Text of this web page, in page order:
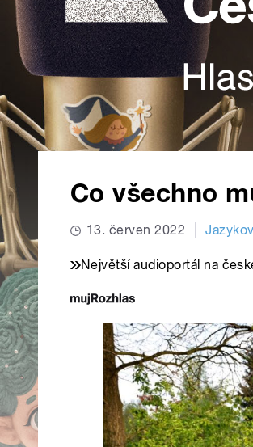
Co všechno
13. červen 2022
Největší audioportál na